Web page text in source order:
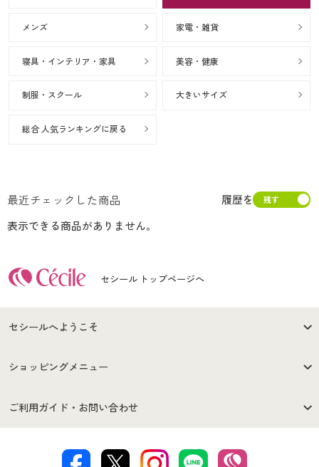
メンズ 家電・雑貨
寝具・インテリア・家具 美容・健康
制服・スクール 大きいサイズ
総合 人気ランキングに戻る
最近チェックした商品
履歴を
表示できる商品がありません。
セシール トップページへ
セシールへようこそ
はじめての方へ
セシールご利用規約
ショッピングメニュー
商品カテゴリ
ご利用ガイド・お問い合わせ